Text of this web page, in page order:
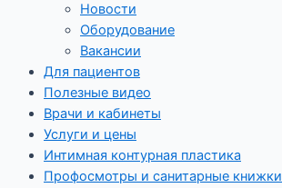
Новости
Оборудование
Вакансии
Для пациентов
Полезные видео
Врачи и кабинеты
Услуги и цены
Интимная контурная пластика
Профосмотры и санитарные книжки